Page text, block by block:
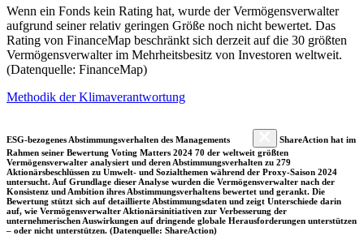
Wenn ein Fonds kein Rating hat, wurde der Vermögensverwalter
aufgrund seiner relativ geringen Größe noch nicht bewertet. Das
Rating von FinanceMap beschränkt sich derzeit auf die 30 größten
Vermögensverwalter im Mehrheitsbesitz von Investoren weltweit.
(Datenquelle: FinanceMap)
Methodik der Klimaverantwortung
ESG-bezogenes Abstimmungsverhalten des Managements
ShareAction hat im
Rahmen seiner Bewertung Voting Matters 2024 70 der weltweit größten
Vermögensverwalter analysiert und deren Abstimmungsverhalten zu 279
Aktionärsbeschlüssen zu Umwelt- und Sozialthemen während der Proxy-Saison 2024
untersucht. Auf Grundlage dieser Analyse wurden die Vermögensverwalter nach der
Konsistenz und Ambition ihres Abstimmungsverhaltens bewertet und gerankt. Die
Bewertung stützt sich auf detaillierte Abstimmungsdaten und zeigt Unterschiede darin
auf, wie Vermögensverwalter Aktionärsinitiativen zur Verbesserung der
unternehmerischen Auswirkungen auf dringende globale Herausforderungen unterstützen
– oder nicht unterstützen. (Datenquelle: ShareAction)